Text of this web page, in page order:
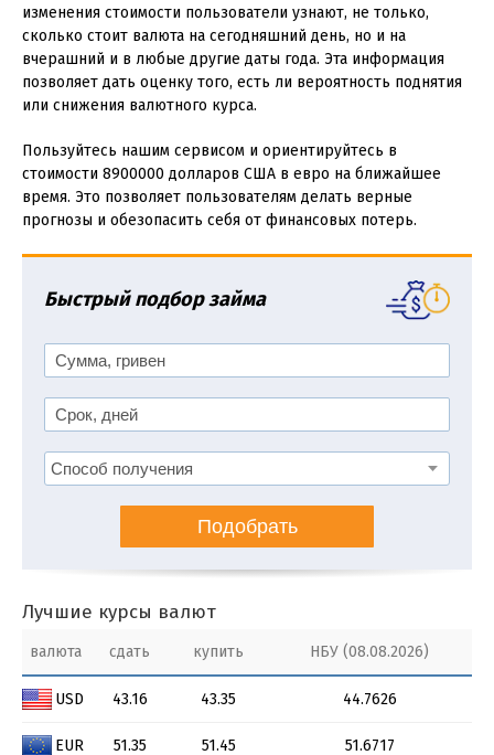
изменения стоимости пользователи узнают, не только,
сколько стоит валюта на сегодняшний день, но и на
вчерашний и в любые другие даты года. Эта информация
позволяет дать оценку того, есть ли вероятность поднятия
или снижения валютного курса.
Пользуйтесь нашим сервисом и ориентируйтесь в
стоимости 8900000 долларов США в евро на ближайшее
время. Это позволяет пользователям делать верные
прогнозы и обезопасить себя от финансовых потерь.
Быстрый подбор займа
Подобрать
Лучшие курсы валют
валюта сдать купить НБУ (08.08.2026)
USD 43.16 43.35 44.7626
EUR 51.35 51.45 51.6717